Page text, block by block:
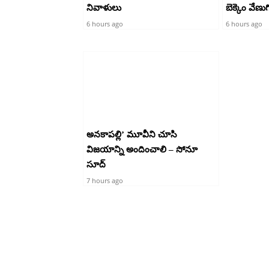
నివాళులు
6 hours ago
బెక్కెం
6 hours ago
అనకాపల్లి’ మూవీని చూసి
విజయాన్ని అందించాలి – సోనూ
సూద్
7 hours ago